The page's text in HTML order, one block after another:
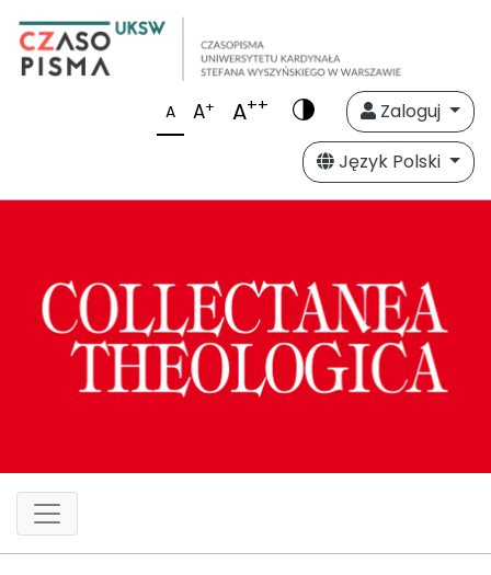
A A+ A++
Zaloguj
Język Polski